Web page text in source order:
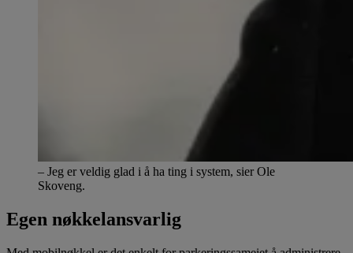
– Jeg er veldig glad i å ha ting i system, sier Ole
Skoveng.
Egen nøkkelansvarlig